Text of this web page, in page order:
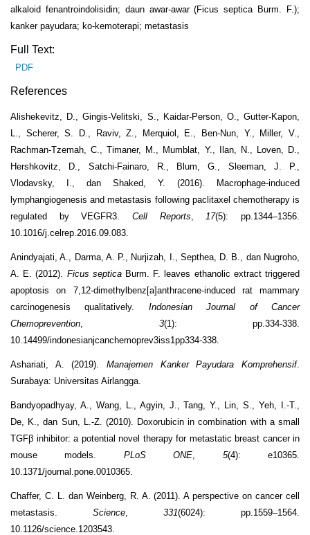
alkaloid fenantroindolisidin; daun awar-awar (Ficus septica Burm. F.);
kanker payudara; ko-kemoterapi; metastasis
Full Text:
PDF
References
Alishekevitz, D., Gingis-Velitski, S., Kaidar-Person, O., Gutter-Kapon,
L., Scherer, S. D., Raviv, Z., Merquiol, E., Ben-Nun, Y., Miller, V.,
Rachman-Tzemah, C., Timaner, M., Mumblat, Y., Ilan, N., Loven, D.,
Hershkovitz, D., Satchi-Fainaro, R., Blum, G., Sleeman, J. P.,
Vlodavsky, I., dan Shaked, Y. (2016). Macrophage-induced
lymphangiogenesis and metastasis following paclitaxel chemotherapy is
regulated by VEGFR3. Cell Reports,17(5): pp.1344–1356.
10.1016/j.celrep.2016.09.083.
Anindyajati, A., Darma, A. P., Nurjizah, I., Septhea, D. B., dan Nugroho,
A. E. (2012). Ficus septicaBurm. F. leaves ethanolic extract triggered
apoptosis on 7,12-dimethylbenz[a]anthracene-induced rat mammary
carcinogenesis qualitatively. Indonesian Journal of Cancer
Chemoprevention, 3(1): pp.334-338.
10.14499/indonesianjcanchemoprev3iss1pp334-338.
Ashariati, A. (2019). Manajemen Kanker Payudara Komprehensif.
Surabaya: Universitas Airlangga.
Bandyopadhyay, A., Wang, L., Agyin, J., Tang, Y., Lin, S., Yeh, I.-T.,
De, K., dan Sun, L.-Z. (2010). Doxorubicin in combination with a small
TGFβ inhibitor: a potential novel therapy for metastatic breast cancer in
mouse models. PLoS ONE, 5(4): e10365.
10.1371/journal.pone.0010365.
Chaffer, C. L. dan Weinberg, R. A. (2011). A perspective on cancer cell
metastasis. Science, 331(6024): pp.1559–1564.
10.1126/science.1203543.